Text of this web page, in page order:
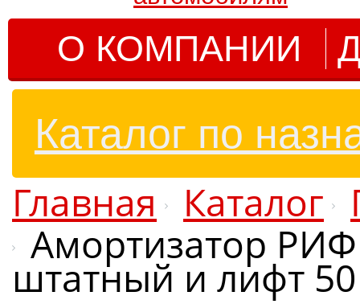
О КОМПАНИИ
Каталог по
Главная Каталог
Амортизатор
штатный и лифт